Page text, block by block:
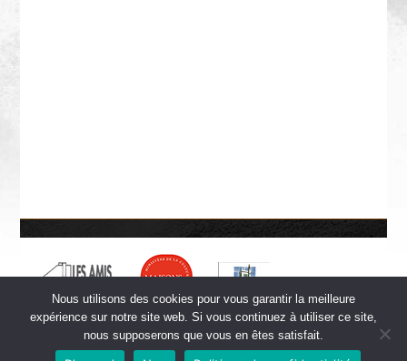
Nous utilisons des cookies pour vous garantir la meilleure
expérience sur notre site web. Si vous continuez à utiliser ce site,
nous supposerons que vous en êtes satisfait.